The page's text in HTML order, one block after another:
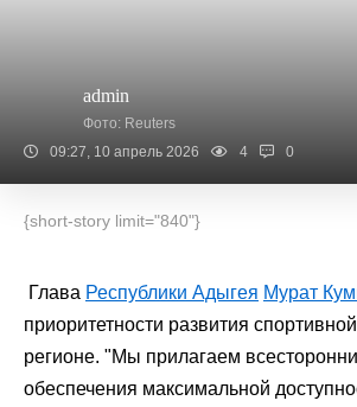
admin
Фото: Reuters
09:27, 10 апрель 2026
4 0
{short-story limit="840"}
Глава Республики Адыгея Мурат
приоритетности развития
регионе. "Мы прилагаем
обеспечения максимальной